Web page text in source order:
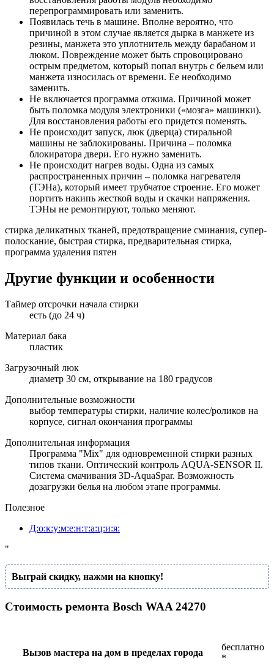
перепрограммировать или заменить.
Появилась течь в машине. Вполне вероятно, что
причиной в этом случае является дырка в манжете из
резины, манжета это уплотнитель между барабаном и
люком. Повреждение может быть спровоцировано
острым предметом, который попал внутрь с бельем или
манжета износилась от времени. Ее необходимо
заменить.
Не включается программа отжима. Причиной может
быть поломка модуля электроники («мозга» машинки).
Для восстановления работы его придется поменять.
Не происходит запуск, люк (дверца) стиральной
машины не заблокированы. Причина – поломка
блокиратора двери. Его нужно заменить.
Не происходит нагрев воды. Одна из самых
распространенных причин – поломка нагревателя
(ТЭНа), который имеет трубчатое строение. Его может
портить накипь жесткой воды и скачки напряжения.
ТЭНы не ремонтируют, только меняют.
стирка деликатных тканей, предотвращение сминания, супер-
полоскание, быстрая стирка, предварительная стирка,
программа удаления пятен
Другие функции и особенности
Таймер отсрочки начала стирки
есть (до 24 ч)
Материал бака
пластик
Загрузочный люк
диаметр 30 см, открывание на 180 градусов
Дополнительные возможности
выбор температуры стирки, наличие колес/роликов на
корпусе, сигнал окончания программы
Дополнительная информация
Программа "Mix" для одновременной стирки разных
типов ткани. Оптический контроль AQUA-SENSOR II.
Система смачивания 3D-AquaSpar. Возможность
дозагрузки белья на любом этапе программы.
Полезное
Д:о:к:у:м:е:н:т:а:ц:и:я:
"
Выграй скидку, нажми на кнопку!
Стоимость ремонта Bosch WAA 24270
Вызов мастера на дом в пределах города
бесплатно
*